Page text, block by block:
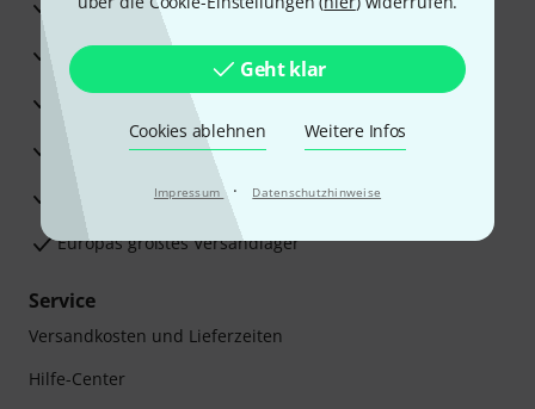
Geht klar
Cookies ablehnen Weitere Infos
Impressum · Datenschutzhinweise
30 Tage Money-Back-Garantie
Reparaturservice
Beratung durch Fachexperten
Zufriedenheitsgarantie
Europas größtes Versandlager
Service
Versandkosten und Lieferzeiten
Hilfe-Center